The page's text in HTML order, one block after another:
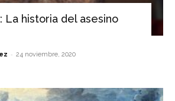
La historia del asesino
- 24 noviembre, 2020